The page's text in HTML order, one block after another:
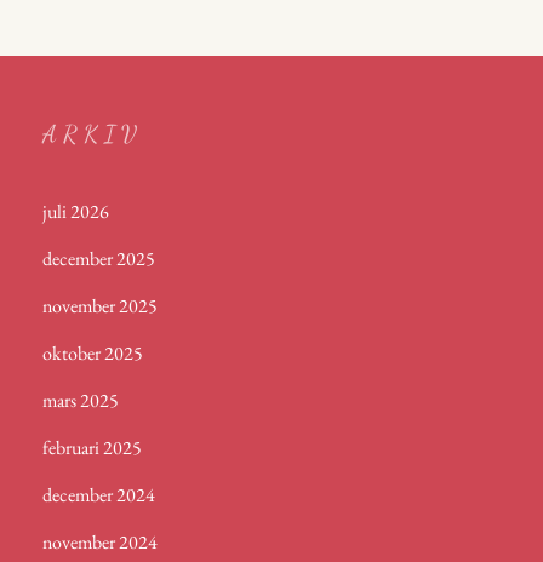
ARKIV
juli 2026
december 2025
november 2025
oktober 2025
mars 2025
februari 2025
december 2024
november 2024